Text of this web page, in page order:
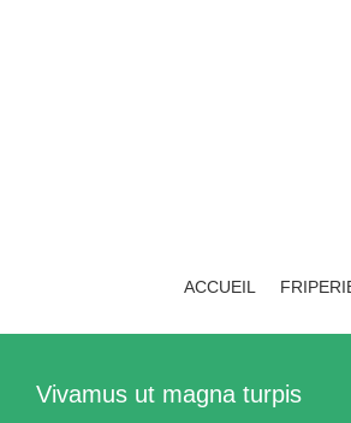
ACCUEIL
Vivamus ut magna turpis